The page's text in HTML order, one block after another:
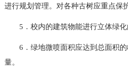
进行规划管理。对各种古树应重点保
5．校内的建筑物能进行立体绿化
6．绿地微喷面积应达到总面积的
量。